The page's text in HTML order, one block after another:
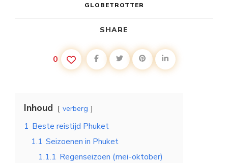
GLOBETROTTER
SHARE
0
Inhoud verberg
1 Beste reistijd Phuket
1.1 Seizoenen in Phuket
1.1.1 Regenseizoen (mei-oktober)